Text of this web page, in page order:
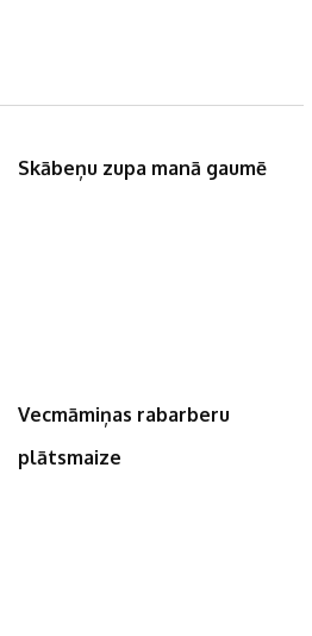
Skābeņu zupa manā gaumē
Vecmāmiņas rabarberu
plātsmaize